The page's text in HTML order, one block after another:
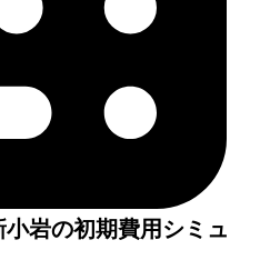
小岩の初期費用シミュ